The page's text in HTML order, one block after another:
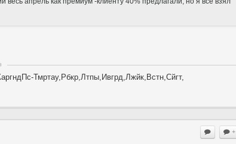
Тмртау,Рбкр,Лтпы,Ивгрд,Лжйк,Встн,Сйгт,
+